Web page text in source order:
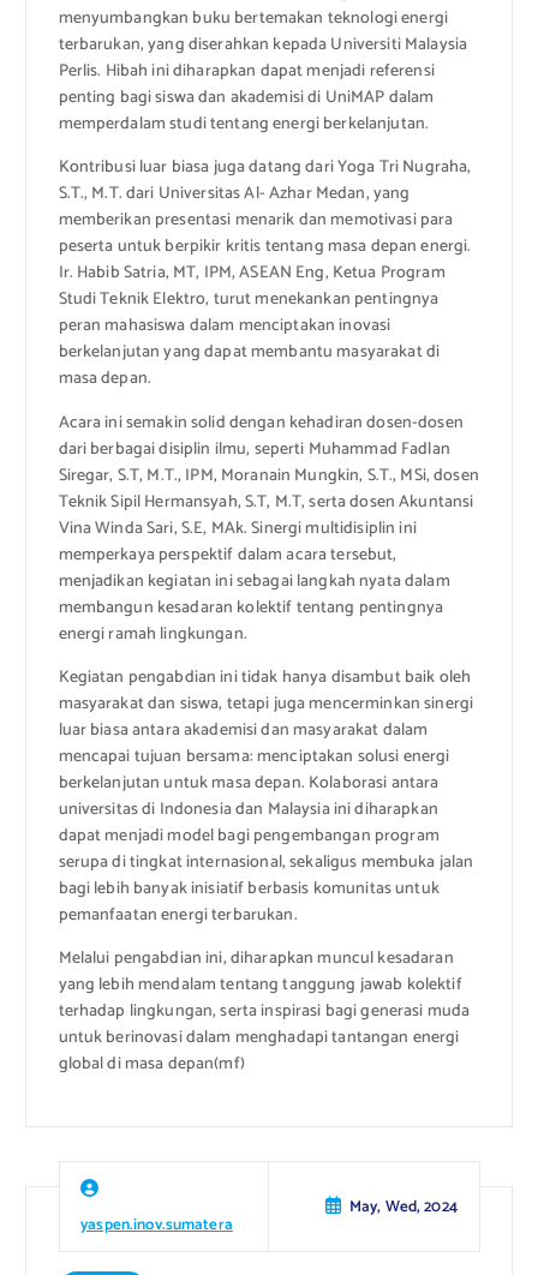
menyumbangkan buku bertemakan teknologi energi
terbarukan, yang diserahkan kepada Universiti Malaysia
Perlis. Hibah ini diharapkan dapat menjadi referensi
penting bagi siswa dan akademisi di UniMAP dalam
memperdalam studi tentang energi berkelanjutan.
Kontribusi luar biasa juga datang dari Yoga Tri Nugraha,
S.T., M.T. dari Universitas Al- Azhar Medan, yang
memberikan presentasi menarik dan memotivasi para
peserta untuk berpikir kritis tentang masa depan energi.
Ir. Habib Satria, MT, IPM, ASEAN Eng, Ketua Program
Studi Teknik Elektro, turut menekankan pentingnya
peran mahasiswa dalam menciptakan inovasi
berkelanjutan yang dapat membantu masyarakat di
masa depan.
Acara ini semakin solid dengan kehadiran dosen-dosen
dari berbagai disiplin ilmu, seperti Muhammad Fadlan
Siregar, S.T, M.T., IPM, Moranain Mungkin, S.T., MSi, dosen
Teknik Sipil Hermansyah, S.T, M.T, serta dosen Akuntansi
Vina Winda Sari, S.E, MAk. Sinergi multidisiplin ini
memperkaya perspektif dalam acara tersebut,
menjadikan kegiatan ini sebagai langkah nyata dalam
membangun kesadaran kolektif tentang pentingnya
energi ramah lingkungan.
Kegiatan pengabdian ini tidak hanya disambut baik oleh
masyarakat dan siswa, tetapi juga mencerminkan sinergi
luar biasa antara akademisi dan masyarakat dalam
mencapai tujuan bersama: menciptakan solusi energi
berkelanjutan untuk masa depan. Kolaborasi antara
universitas di Indonesia dan Malaysia ini diharapkan
dapat menjadi model bagi pengembangan program
serupa di tingkat internasional, sekaligus membuka jalan
bagi lebih banyak inisiatif berbasis komunitas untuk
pemanfaatan energi terbarukan.
Melalui pengabdian ini, diharapkan muncul kesadaran
yang lebih mendalam tentang tanggung jawab kolektif
terhadap lingkungan, serta inspirasi bagi generasi muda
untuk berinovasi dalam menghadapi tantangan energi
global di masa depan(mf)
yaspen.inov.sumatera
May, Wed, 2024